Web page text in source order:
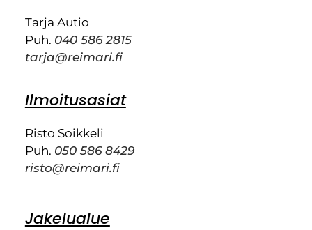
Tarja Autio
Puh. 040 586 2815
tarja@reimari.fi
Ilmoitusasiat
Risto Soikkeli
Puh. 050 586 8429
risto@reimari.fi
Jakelualue